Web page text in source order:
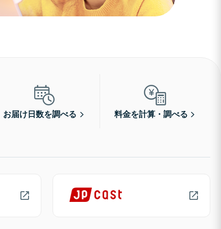
お届け日数を調べる 料金を計算・調べる